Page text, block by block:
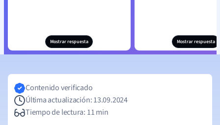
Mostrar respuesta Mostrar respuesta
Contenido verificado
Última actualización: 13.09.2024
Tiempo de lectura: 11 min